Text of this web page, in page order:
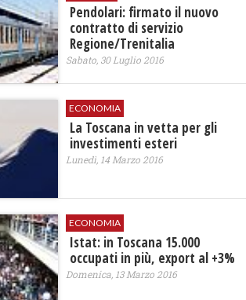
Pendolari: firmato il nuovo
contratto di servizio
Regione/Trenitalia
Sabato, 30 Luglio 2016
ECONOMIA
La Toscana in vetta per gli
investimenti esteri
Lunedì, 14 Marzo 2016
ECONOMIA
Istat: in Toscana 15.000
occupati in più, export al +3%
Domenica, 13 Marzo 2016